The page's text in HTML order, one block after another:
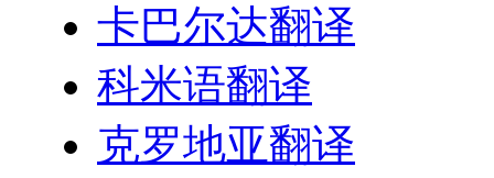
卡巴尔达翻译
科米语翻译
克罗地亚翻译